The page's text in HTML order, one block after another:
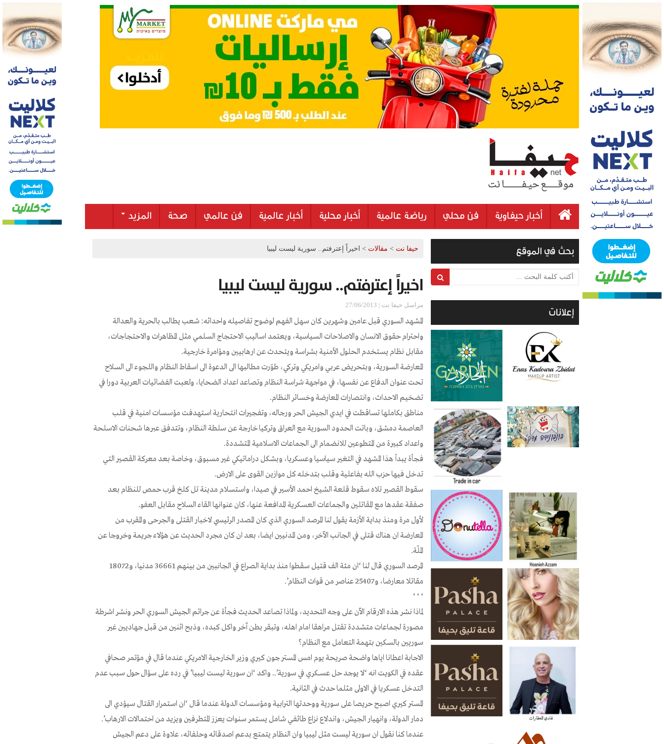
أخبار حيفاوية فن محلي رياضة عالمية أخبار محلية أخبار عالمية فن عالمي صحة المزيد
حيفا نت > مقالات > اخيراً إعترفتم.. سورية ليست ليبيا
اخيراً إعترفتم.. سورية ليست ليبيا
مراسل حيفا نت | 27/06/2013
المشهد السوري قبل عامين وشهرين كان سهل الفهم لوضوح تفاصيله واحداثه: شعب يطالب بالحرية والعدالة
واحترام حقوق الانسان والاصلاحات السياسية، ويعتمد اساليب الاحتجاج السلمي مثل المظاهرات والاحتجاجات،
مقابل نظام يستخدم الحلول الأمنية بشراسة ويتحدث عن ارهابيين ومؤامرة خارجية.
المعارضة السورية، وبتحريض عربي وامريكي وتركي، طوّرت مطالبها الى الدعوة الى اسقاط النظام واللجوء الى السلاح
تحت عنوان الدفاع عن نفسها، في مواجهة شراسة النظام وتصاعد اعداد الضحايا، ولعبت الفضائيات العربية دورا في
تضخيم الاحداث، وانتصارات المعارضة وخسائر النظام.
مناطق بكاملها تساقطت في ايدي الجيش الحر ورجاله، وتفجيرات انتحارية استهدفت مؤسسات امنية في قلب
العاصمة دمشق، وباتت الحدود السورية مع العراق وتركيا خارجة عن سلطة النظام، وتتدفق عبرها شحنات الاسلحة
واعداد كبيرة من المتطوعين للانضمام الى الجماعات الاسلامية المتشددة.
فجأة يبدأ هذا المشهد في التغير سياسيا وعسكريا، وبشكل دراماتيكي غير مسبوق، وخاصة بعد معركة القصير التي
تدخل فيها حزب الله بفاعلية وقلب بتدخله كل موازين القوى على الارض.
سقوط القصير تلاه سقوط قلعة الشيخ احمد الأسير في صيدا، واستسلام مدينة تل كلخ قرب حمص للنظام بعد
صفقة عقدها مع المقاتلين والجماعات العسكرية المدافعة عنها، كان عنوانها القاء السلاح مقابل العفو.
لأول مرة ومنذ بداية الأزمة يقول لنا المرصد السوري الذي كان المصدر الرئيسي لاخبار القتلى والجرحى والمقرب من
المعارضة ان هناك قتلى في الجانب الآخر، ومن المدنيين ايضا، بعد ان كان مجرد الحديث عن هؤلاء جريمة وخروجا عن
الملّة.
المرصد السوري قال لنا ‘ان مئة الف قتيل سقطوا منذ بداية الصراع في الجانبين من بينهم 36661 مدنيا، و18072
مقاتلا معارضا، و25407 عناصر من قوات النظام’.
‘ ‘ ‘
لماذا نشر هذه الارقام الآن على وجه التحديد، ولماذا تصاعد الحديث فجأة عن جرائم الجيش السوري الحر ونشر اشرطة
مصورة لجماعات متشددة تقتل مراهقا امام اهله، وتبقر بطن آخر واكل كبده، وذبح اثنين من قبل جهاديين غير
سوريين بالسكين بتهمة التعامل مع النظام؟
الاجابة اعطانا اياها واضحة صريحة يوم امس المستر جون كيري وزير الخارجية الامريكي عندما قال في مؤتمر صحافي
عقده في الكويت انه ‘لا يوجد حل عســـكري في سورية’.. واكد ‘ان سورية ليست ليبيا’ في رده على سؤال حول سبب عدم
التدخل عسكريا في الاولى مثلما حدث في الثانية.
المستر كيري اصبح حريصا على سورية ووحدتها الترابية ومؤسسات الدولة عندما قال ‘ان استمرار القتال سيؤدي الى
دمار الدولة، وانهيار الجيش، واندلاع نزاع طائفي شامل يستمر سنوات يعزز المتطرفين ويزيد من احتمالات الارهاب’.
عندما كنا نقول ان سورية ليست مثل ليبيا وان النظام يتمتع بدعم اصدقائه وحلفائه، علاوة على دعم الجيش
بحث في الموقع
أكتب كلمة البحث ...
إعلانات